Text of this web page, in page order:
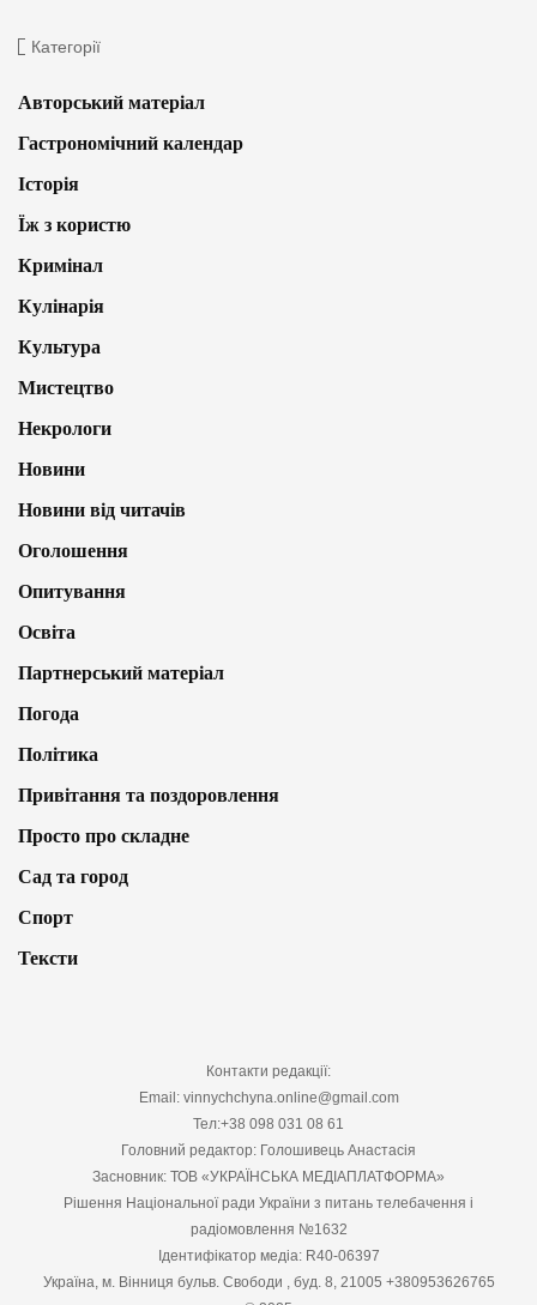
Категорії
Авторський матеріал
Гастрономічний календар
Історія
Їж з користю
Кримінал
Кулінарія
Культура
Мистецтво
Некрологи
Новини
Новини від читачів
Оголошення
Опитування
Освіта
Партнерський матеріал
Погода
Політика
Привітання та поздоровлення
Просто про складне
Сад та город
Спорт
Тексти
Контакти редакції:
Email: vinnychchyna.online@gmail.com
Тел:+38 098 031 08 61
Головний редактор: Голошивець Анастасія
Засновник: ТОВ «УКРАЇНСЬКА МЕДІАПЛАТФОРМА»
Рішення Національної ради України з питань телебачення і
радіомовлення №1632
Ідентифікатор медіа: R40-06397
Україна, м. Вінниця бульв. Свободи , буд. 8, 21005 +380953626765